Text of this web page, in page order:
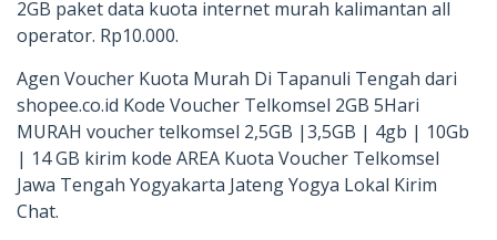
2GB paket data kuota internet murah kalimantan all
operator. Rp10.000.
Agen Voucher Kuota Murah Di Tapanuli Tengah dari
shopee.co.id Kode Voucher Telkomsel 2GB 5Hari
MURAH voucher telkomsel 2,5GB |3,5GB | 4gb | 10Gb
| 14 GB kirim kode AREA Kuota Voucher Telkomsel
Jawa Tengah Yogyakarta Jateng Yogya Lokal Kirim
Chat.